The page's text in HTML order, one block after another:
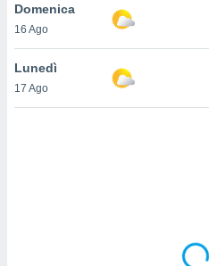
a piè
del
Domenica
16 Ago
Lunedì
17 Ago